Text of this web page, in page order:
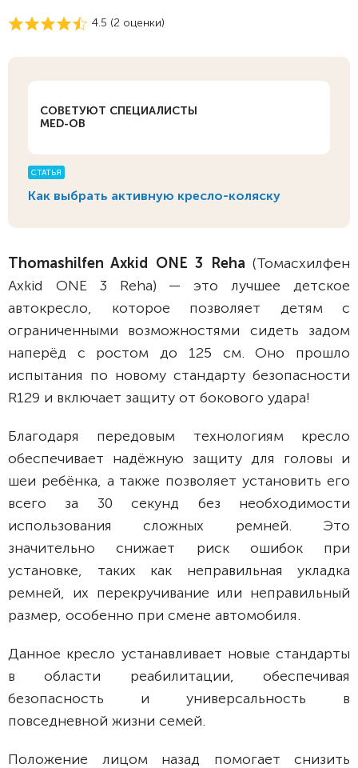
4.5 (2 оценки)
СОВЕТУЮТ СПЕЦИАЛИСТЫ
MED-OB
СТАТЬЯ
Как выбрать активную кресло-коляску
Thomashilfen Axkid ONE 3 Reha (Томасхилфен
Axkid ONE 3 Reha) — это лучшее детское
автокресло, которое позволяет детям с
ограниченными возможностями сидеть задом
наперёд с ростом до 125 см. Оно прошло
испытания по новому стандарту безопасности
R129 и включает защиту от бокового удара!
Благодаря передовым технологиям кресло
обеспечивает надёжную защиту для головы и
шеи ребёнка, а также позволяет установить его
всего за 30 секунд без необходимости
использования сложных ремней. Это
значительно снижает риск ошибок при
установке, таких как неправильная укладка
ремней, их перекручивание или неправильный
размер, особенно при смене автомобиля.
Данное кресло устанавливает новые стандарты
в области реабилитации, обеспечивая
безопасность и универсальность в
повседневной жизни семей.
Положение лицом назад помогает снизить